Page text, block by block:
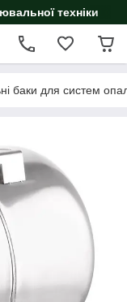
техніки
баки для систем